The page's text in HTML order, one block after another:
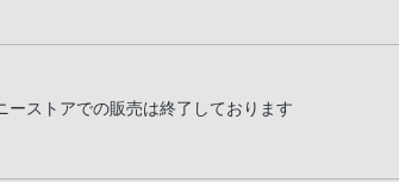
ーストアでの販売は終了しております